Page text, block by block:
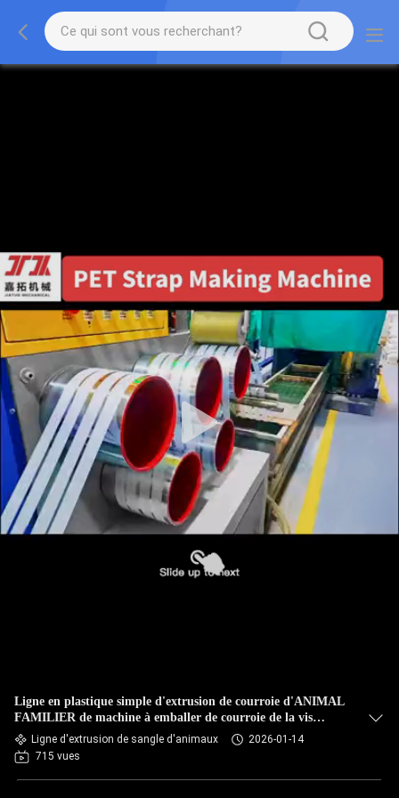
Ligne en plastique simple d'extrusion de courroie d'ANIMAL
FAMILIER de machine à emballer de courroie de la vis
4strapsLigne d'extrusion de sangle d'animaux
2026-01-14
715 vues